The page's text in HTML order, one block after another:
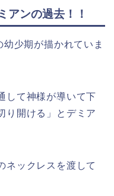
アンの過去！！
少期が描かれていま
して神様が導いて下
り開ける」とデミア
ネックレスを渡して